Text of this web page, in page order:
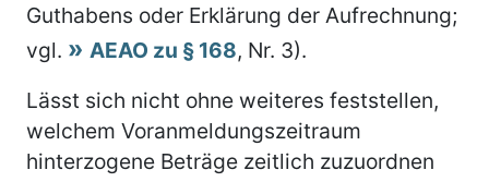
Guthabens oder Erklärung der Aufrechnung;
vgl.
AEAO zu § 168, Nr. 3).
Lässt sich nicht ohne weiteres feststellen,
welchem Voranmeldungszeitraum
hinterzogene Beträge zeitlich zuzuordnen